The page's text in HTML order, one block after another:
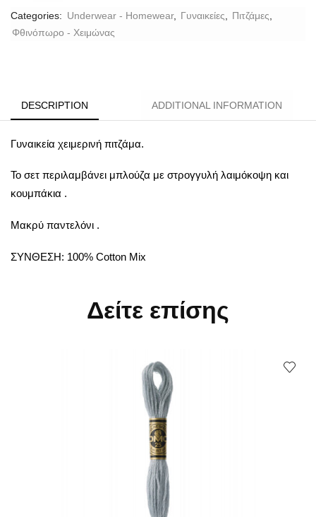
Categories: Underwear - Homewear, Γυναικείες Πιτζάμες
Φθινόπωρο - Χειμώνας
DESCRIPTION ADDITIONAL INFORMATION
Γυναικεία χειμερινή πιτζάμα.
Το σετ περιλαμβάνει μπλούζα με στρογγυλή λαιμόκοψη και
κουμπάκια .
Μακρύ παντελόνι .
ΣΥΝΘΕΣΗ: 100% Cotton Mix
Δείτε επίσης